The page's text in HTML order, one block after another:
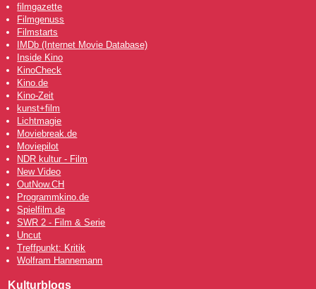
filmgazette
Filmgenuss
Filmstarts
IMDb (Internet Movie Database)
Inside Kino
KinoCheck
Kino.de
Kino-Zeit
kunst+film
Lichtmagie
Moviebreak.de
Moviepilot
NDR kultur - Film
New Video
OutNow.CH
Programmkino.de
Spielfilm.de
SWR 2 - Film & Serie
Uncut
Treffpunkt: Kritik
Wolfram Hannemann
Kulturblogs